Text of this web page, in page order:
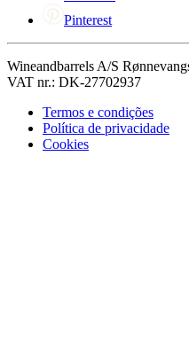
Pinterest
Wineandbarrels A/S
VAT nr.: DK-27702937
Termos e condições
Política de privacidade
Cookies